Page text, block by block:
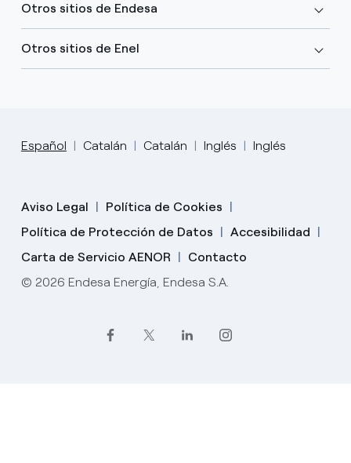
Otros sitios de Endesa
Otros sitios de Enel
Español Catalán Catalán Inglés Inglés
Aviso Legal
Política de Cookies
Política de Protección de Datos
Accesibilidad
Carta de Servicio AENOR
Contacto
© 2026 Endesa Energía, Endesa S.A.